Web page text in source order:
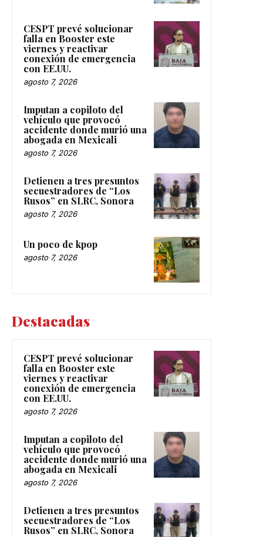
CESPT prevé solucionar
falla en Booster este
viernes y reactivar
conexión de emergencia
con EE.UU.
agosto 7, 2026
Imputan a copiloto del
vehículo que provocó
accidente donde murió una
abogada en Mexicali
agosto 7, 2026
Detienen a tres presuntos
secuestradores de “Los
Rusos” en SLRC, Sonora
agosto 7, 2026
Un poco de kpop
agosto 7, 2026
Destacadas
CESPT prevé solucionar
falla en Booster este
viernes y reactivar
conexión de emergencia
con EE.UU.
agosto 7, 2026
Imputan a copiloto del
vehículo que provocó
accidente donde murió una
abogada en Mexicali
agosto 7, 2026
Detienen a tres presuntos
secuestradores de “Los
Rusos” en SLRC, Sonora